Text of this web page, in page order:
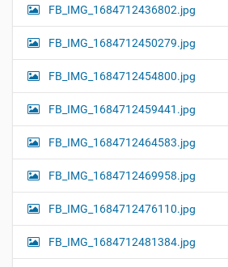
FB_IMG_1684712436802.jpg
FB_IMG_1684712450279.jpg
FB_IMG_1684712454800.jpg
FB_IMG_1684712459441.jpg
FB_IMG_1684712464583.jpg
FB_IMG_1684712469958.jpg
FB_IMG_1684712476110.jpg
FB_IMG_1684712481384.jpg